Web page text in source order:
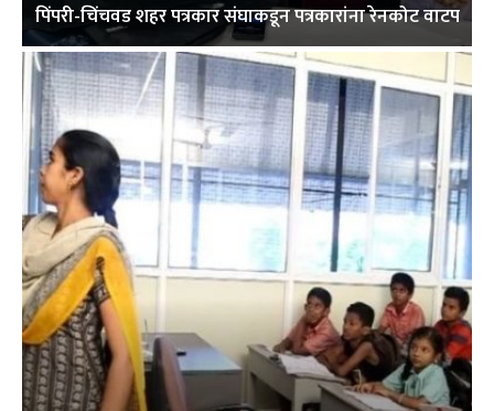
पिंपरी-चिंचवड शहर पत्रकार संघाकडून पत्रकारांना रेनकोट वाटप